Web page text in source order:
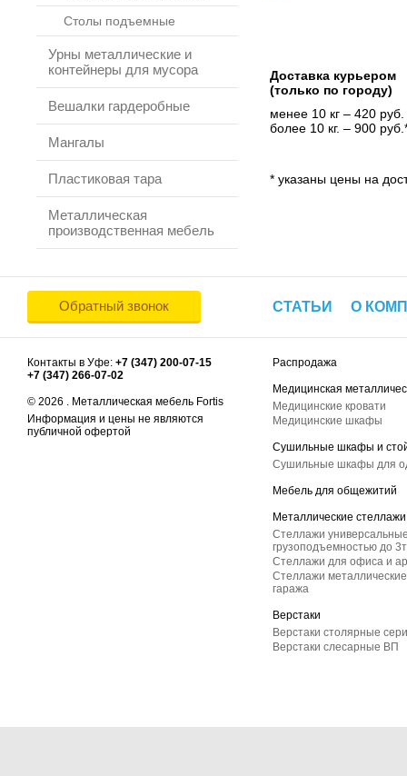
Столы подъемные
Урны металлические и
контейнеры для мусора
Вешалки гардеробные
Мангалы
Пластиковая тара
Металлическая
производственная мебель
Доставка курьером
(только по городу)
менее 10 кг – 420 руб.
более 10 кг. – 900
* указаны цены на
Обратный звонок СТАТЬИ О
Контакты в Уфе: +7 (347) 200-07-15
+7 (347) 266-07-02
© 2026 . Металлическая мебель Fortis
Информация и цены не являются
публичной офертой
Распродажа
Медицинская
Медицинские кровати
Медицинские шкафы
Сушильные шкафы и
Сушильные шкафы для
Мебель для общежитий
Металлические стеллажи
Стеллажи
грузоподъемностью до
Стеллажи для офиса и
Стеллажи
гаража
Верстаки
Верстаки столярные
Верстаки слесарные ВП